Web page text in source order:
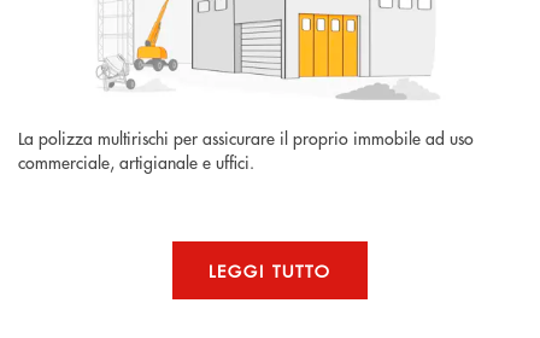
La polizza multirischi per assicurare il proprio immobile ad uso
commerciale, artigianale e uffici.
LEGGI TUTTO